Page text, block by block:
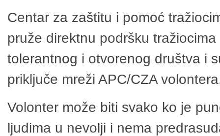
Centar za zaštitu i pomoć
pruže direktnu podršku
tolerantnog i otvorenog društva i
priključe mreži APC/CZA
Volonter može biti svako ko je
ljudima u nevolji i nema